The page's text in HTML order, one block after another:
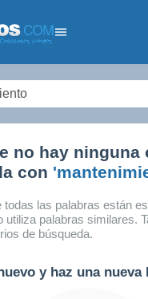
no hay ninguna
con
todas las palabras están
utiliza palabras similares.
de búsqueda.
y haz una nueva